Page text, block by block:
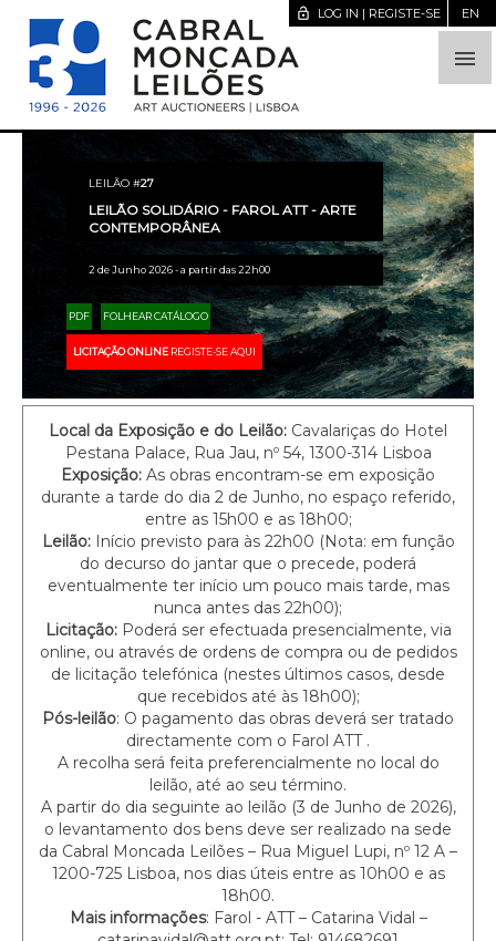

lock_open LOG IN | REGISTE-SE EN
LEILÃO #27
LEILÃO SOLIDÁRIO - FAROL ATT - ARTE
CONTEMPORÂNEA
2 de Junho 2026 - a partir das 22h00
PDF FOLHEAR CATÁLOGO
LICITAÇÃO ONLINE REGISTE-SE AQUI
Local da Exposição e do Leilão: Cavalariças do Hotel
Pestana Palace, Rua Jau, nº 54, 1300-314 Lisboa
Exposição: As obras encontram-se em exposição
durante a tarde do dia 2 de Junho, no espaço referido,
entre as 15h00 e as 18h00;
Leilão:Início previsto para às 22h00 (Nota: em função
do decurso do jantar que o precede, poderá
eventualmente ter início um pouco mais tarde, mas
nunca antes das 22h00);
Licitação:Poderá ser efectuada presencialmente, via
online, ou através de ordens de compra ou de pedidos
de licitação telefónica (nestes últimos casos, desde
que recebidos até às 18h00);
Pós-leilão: O pagamento das obras deverá ser tratado
directamente com o Farol ATT .
A recolha será feita preferencialmente no local do
leilão, até ao seu término.
A partir do dia seguinte ao leilão (3 de Junho de 2026),
o levantamento dos bens deve ser realizado na sede
da Cabral Moncada Leilões – Rua Miguel Lupi, nº 12 A –
1200-725 Lisboa, nos dias úteis entre as 10h00 e as
18h00.
Mais informações: Farol - ATT – Catarina Vidal –